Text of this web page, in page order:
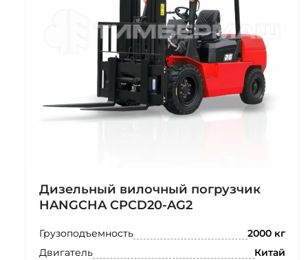
Дизельный вилочный погрузчик
HANGCHA CPCD20-AG2
Грузоподъемность 2000 кг
Двигатель Китай